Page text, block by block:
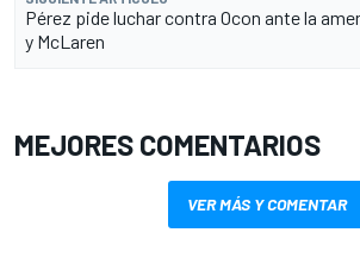
Pérez pide luchar contra Ocon ante la
y McLaren
MEJORES COMENTARIOS
VER MÁS Y COMENTAR